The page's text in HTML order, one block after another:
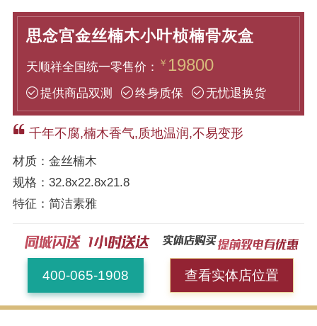
思念宫金丝楠木小叶桢楠骨灰盒
天顺祥全国统一零售价： ￥ 19800
提供商品双测 终身质保 无忧退换货
千年不腐,楠木香气,质地温润,不易变形
材质： 金丝楠木
规格： 32.8x22.8x21.8
特征： 简洁素雅
400-065-1908 查看实体店位置